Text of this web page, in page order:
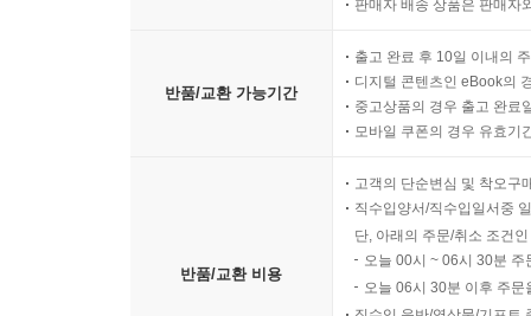
판매자 배송 상품은 판매자
반품/교환 가능기간
출고 완료 후 10일 이내의
디지털 콘텐츠인 eBook의
중고상품의 경우 출고 완료
모바일 쿠폰의 경우 유효기
반품/교환 비용
고객의 단순변심 및 착오구
직수입양서/직수입일서중
단, 아래의 주문/취소 조건
오늘 00시 ~ 06시 30분
오늘 06시 30분 이후 주